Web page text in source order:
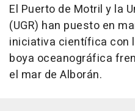
El Puerto de Motril y la
(UGR) han puesto en
iniciativa científica con
boya oceanográfica
el mar de Alborán.